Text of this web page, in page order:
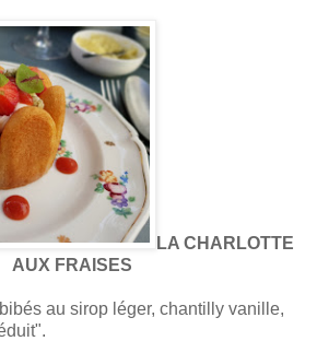
LA CHARLOTTE
AUX FRAISES
au sirop léger, chantilly vanille,